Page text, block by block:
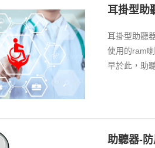
耳掛型助
耳掛型助聽
使用的ram
早於此，助
助聽器-